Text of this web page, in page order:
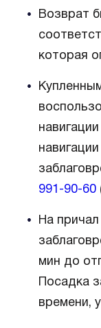
Возврат
которая
991-90-60
На
мин до
Посадка
времени,